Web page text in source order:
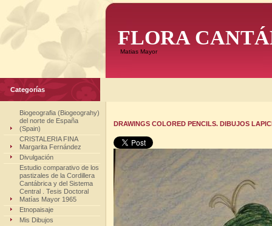
FLORA
Matias Mayor
Categorías
Biogeografia (Biogeograhy)
del norte de España
(Spain)
CRISTALERIA FINA
Margarita Fernández
Divulgación
Estudio comparativo de los
pastizales de la Cordillera
Cantábrica y del Sistema
Central . Tesis Doctoral
Matías Mayor 1965
Etnopaisaje
Mis Dibujos
DRAWINGS COLORED PENCILS. DIBUJOS